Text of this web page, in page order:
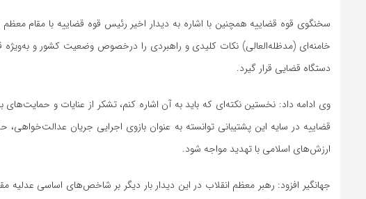
سخنگوی قوه قضاییه همچنین با اشاره به دیدار اخیر رئیس قوه قضاییه با مقام
خامنه‌ای (مدظله‌العالی) نکات کلیدی و راهبردی را درخصوص وضعیت کشور و
دستگاه قضایی قرار گیرد.
وی ادامه داد: نخستین نکته‌ای که باید به آن اشاره کنم، تشکر از عنایات و
قضاییه در سایه این پشتیبانی توانسته به عنوان بازوی اجرایی جریان
ارزش‌های اسلامی با تهدید مواجه شود.
جهانگیر افزود: رهبر معظم انقلاب در این دیدار بار دیگر بر شاخص‌های اساسی